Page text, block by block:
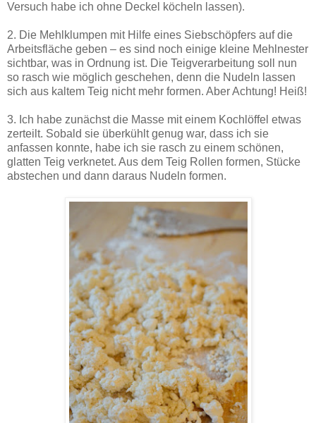
Versuch habe ich ohne Deckel köcheln lassen).
2. Die Mehlklumpen mit Hilfe eines Siebschöpfers auf die
Arbeitsfläche geben – es sind noch einige kleine Mehlnester
sichtbar, was in Ordnung ist. Die Teigverarbeitung soll nun
so rasch wie möglich geschehen, denn die Nudeln lassen
sich aus kaltem Teig nicht mehr formen. Aber Achtung! Heiß!
3. Ich habe zunächst die Masse mit einem Kochlöffel etwas
zerteilt. Sobald sie überkühlt genug war, dass ich sie
anfassen konnte, habe ich sie rasch zu einem schönen,
glatten Teig verknetet. Aus dem Teig Rollen formen, Stücke
abstechen und dann daraus Nudeln formen.